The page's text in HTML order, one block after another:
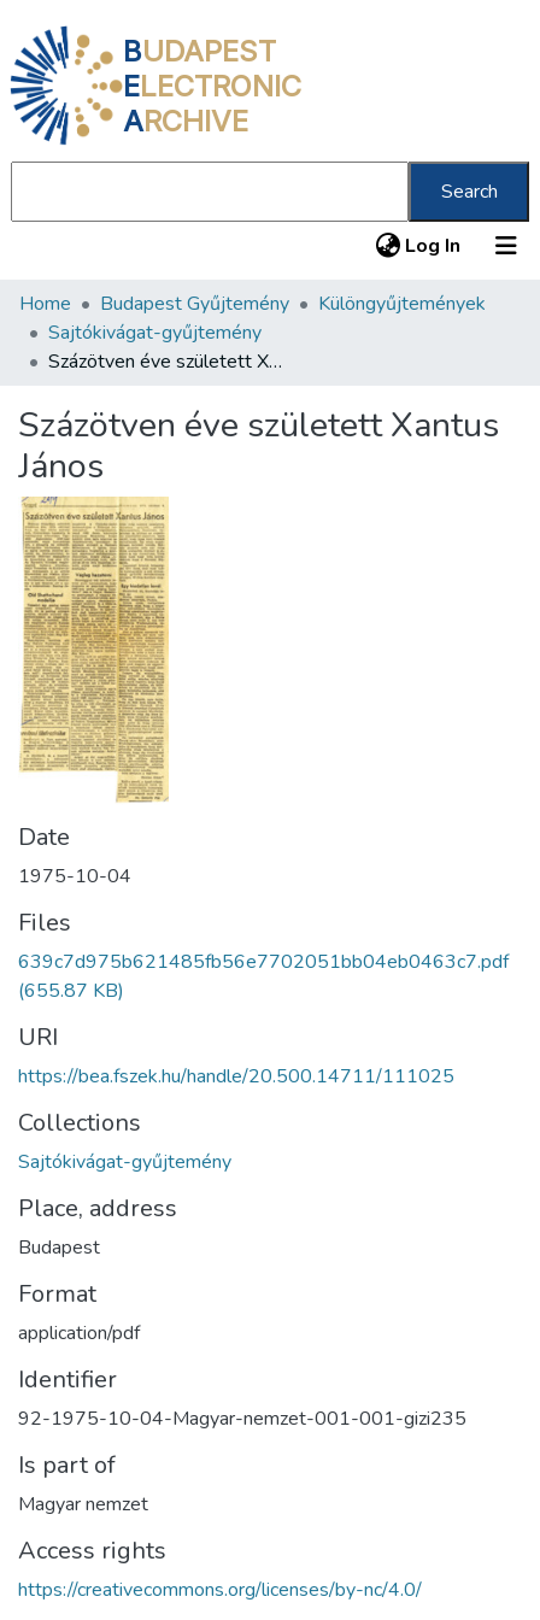
BUDAPEST
ELECTRONIC
ARCHIVE
Search
Log In (current)
Communities & Collections
All of DSpace
About us
Home Budapest Gyűjtemény
Különgyűjtemények
Sajtókivágat-gyűjtemény
Százötven éve született Xantus János
Százötven éve született Xantus
János
Date
1975-10-04
Files
639c7d975b621485fb56e7702051bb04eb0463c7.pdf
(655.87 KB)
URI
https://bea.fszek.hu/handle/20.500.14711/111025
Collections
Sajtókivágat-gyűjtemény
Place, address
Budapest
Format
application/pdf
Identifier
92-1975-10-04-Magyar-nemzet-001-001-gizi235
Is part of
Magyar nemzet
Access rights
https://creativecommons.org/licenses/by-nc/4.0/